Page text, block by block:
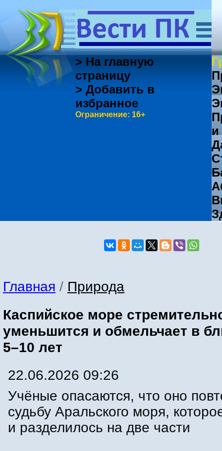
> На главную
страницу
> Добавить в
избранное
Ограничение: 16+
Главная / Природа
Каспийское море
уменьшится и обмельчает в
5–10 лет
22.06.2026 09:26
Учёные опасаются, что оно
судьбу Аральского моря,
и разделилось на две части